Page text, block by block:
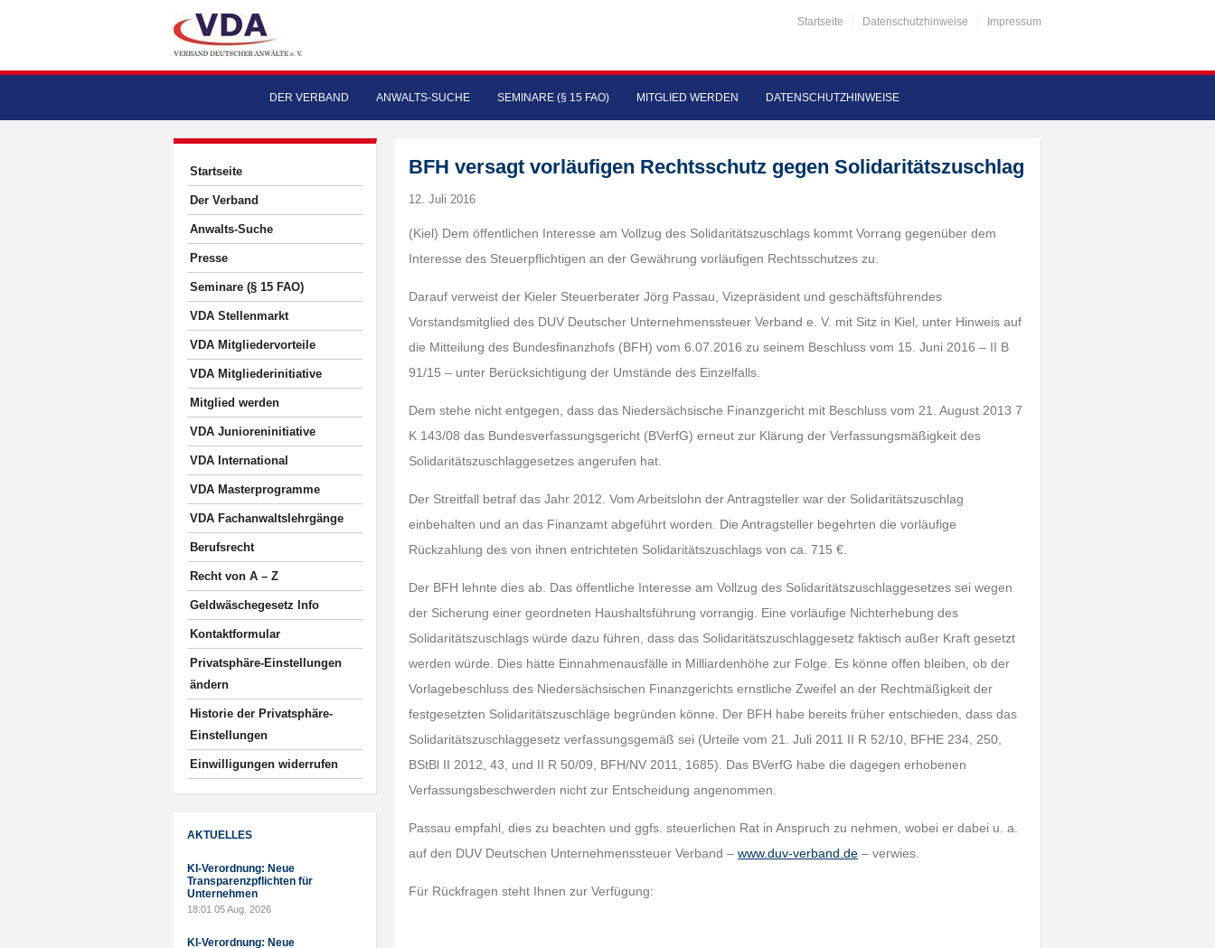
Startseite Datenschutzhinweise Impressum
DER VERBAND ANWALTS-SUCHE SEMINARE (§ 15 FAO) MITGLIED WERDEN DATENSCHUTZHINWEISE
Startseite
Der Verband
Anwalts-Suche
Presse
Seminare (§ 15 FAO)
VDA Stellenmarkt
VDA Mitgliedervorteile
VDA Mitgliederinitiative
Mitglied werden
VDA Junioreninitiative
VDA International
VDA Masterprogramme
VDA Fachanwaltslehrgänge
Berufsrecht
Recht von A – Z
Geldwäschegesetz Info
Kontaktformular
Privatsphäre-Einstellungen
ändern
Historie der Privatsphäre-
Einstellungen
Einwilligungen widerrufen
AKTUELLES
KI-Verordnung: Neue
Transparenzpflichten für
Unternehmen
18:01 05 Aug. 2026
KI-Verordnung: Neue
BFH versagt vorläufigen Rechtsschutz gegen Solidaritätszuschlag
12. Juli 2016
(Kiel) Dem öffentlichen Interesse am Vollzug des Solidaritätszuschlags kommt Vorrang gegenüber dem
Interesse des Steuerpflichtigen an der Gewährung vorläufigen Rechtsschutzes zu.
Darauf verweist der Kieler Steuerberater Jörg Passau, Vizepräsident und geschäftsführendes
Vorstandsmitglied des DUV Deutscher Unternehmenssteuer Verband e. V. mit Sitz in Kiel, unter Hinweis auf
die Mitteilung des Bundesfinanzhofs (BFH) vom 6.07.2016 zu seinem Beschluss vom 15. Juni 2016 – II B
91/15 – unter Berücksichtigung der Umstände des Einzelfalls.
Dem stehe nicht entgegen, dass das Niedersächsische Finanzgericht mit Beschluss vom 21. August 2013 7
K 143/08 das Bundesverfassungsgericht (BVerfG) erneut zur Klärung der Verfassungsmäßigkeit des
Solidaritätszuschlaggesetzes angerufen hat.
Der Streitfall betraf das Jahr 2012. Vom Arbeitslohn der Antragsteller war der Solidaritätszuschlag
einbehalten und an das Finanzamt abgeführt worden. Die Antragsteller begehrten die vorläufige
Rückzahlung des von ihnen entrichteten Solidaritätszuschlags von ca. 715 €.
Der BFH lehnte dies ab. Das öffentliche Interesse am Vollzug des Solidaritätszuschlaggesetzes sei wegen
der Sicherung einer geordneten Haushaltsführung vorrangig. Eine vorläufige Nichterhebung des
Solidaritätszuschlags würde dazu führen, dass das Solidaritätszuschlaggesetz faktisch außer Kraft gesetzt
werden würde. Dies hätte Einnahmenausfälle in Milliardenhöhe zur Folge. Es könne offen bleiben, ob der
Vorlagebeschluss des Niedersächsischen Finanzgerichts ernstliche Zweifel an der Rechtmäßigkeit der
festgesetzten Solidaritätszuschläge begründen könne. Der BFH habe bereits früher entschieden, dass das
Solidaritätszuschlaggesetz verfassungsgemäß sei (Urteile vom 21. Juli 2011 II R 52/10, BFHE 234, 250,
BStBl II 2012, 43, und II R 50/09, BFH/NV 2011, 1685). Das BVerfG habe die dagegen erhobenen
Verfassungsbeschwerden nicht zur Entscheidung angenommen.
Passau empfahl, dies zu beachten und ggfs. steuerlichen Rat in Anspruch zu nehmen, wobei er dabei u. a.
auf den DUV Deutschen Unternehmenssteuer Verband –www.duv-verband.de – verwies.
Für Rückfragen steht Ihnen zur Verfügung: